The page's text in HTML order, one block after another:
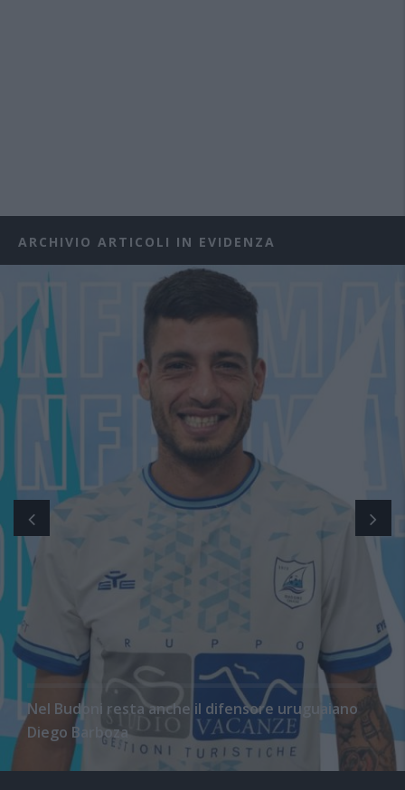
ARCHIVIO ARTICOLI IN EVIDENZA
Nel Budoni resta anche il difensore uruguaiano
Diego Barboza